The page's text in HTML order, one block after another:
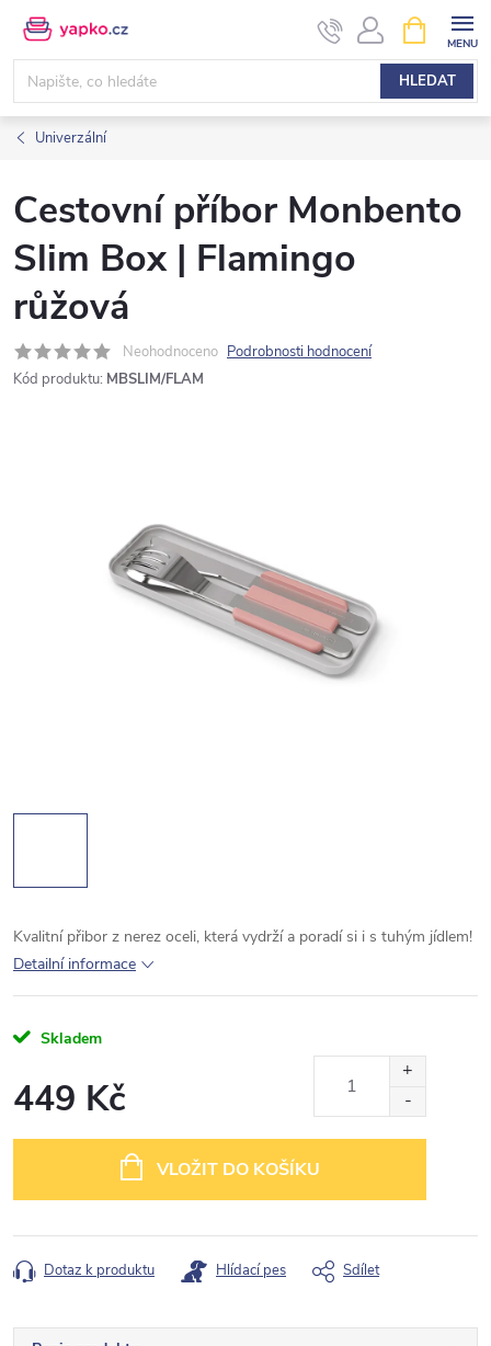
Přejít
obsah
HLEDAT
NÁKUPNÍ
KOŠÍK
Univerzální
Cestovní příbor Monbento
Slim Box | Flamingo
růžová
Neohodnoceno Podrobnosti hodnocení
Kód produktu: MBSLIM/FLAM
Kvalitní přibor z nerez oceli, která vydrží a poradí si i s tuhým jídlem!
Detailní informace
Skladem
449 Kč
VLOŽIT DO KOŠÍKU
Dotaz k produktu Hlídací pes Sdílet